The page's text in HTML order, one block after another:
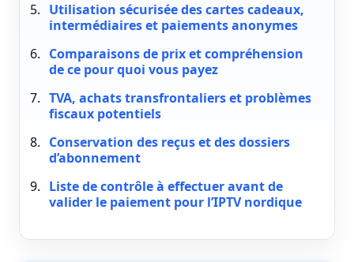
Utilisation sécurisée des cartes cadeaux,
intermédiaires et paiements anonymes
Comparaisons de prix et compréhension
de ce pour quoi vous payez
TVA, achats transfrontaliers et problèmes
fiscaux potentiels
Conservation des reçus et des dossiers
d’abonnement
Liste de contrôle à effectuer avant de
valider le paiement pour l’IPTV nordique